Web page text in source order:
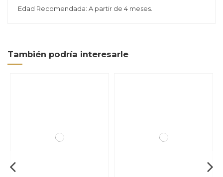
Edad Recomendada: A partir de 4 meses.
También podría interesarle